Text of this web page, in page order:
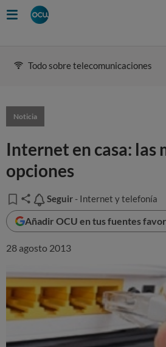
Todo sobre telecomunicaciones
Noticia
Internet en casa: las
opciones
Seguir
Seguir - Internet y telefonía
Añadir OCU en tus fuentes
28 agosto 2013